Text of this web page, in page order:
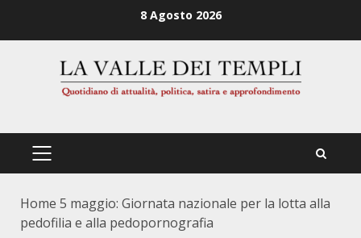
8 Agosto 2026
PRIMÄRES
Home 5 maggio: Giornata nazionale per la lotta alla
pedofilia e alla pedopornografia